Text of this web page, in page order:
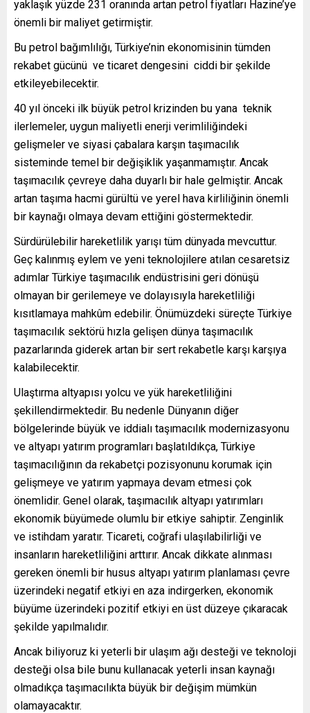
yaklaşık yüzde 231 oranında artan petrol fiyatları Hazine’ye
önemli bir maliyet getirmiştir.
Bu petrol bağımlılığı, Türkiye’nin ekonomisinin tümden
rekabet gücünü ve ticaret dengesini ciddi bir şekilde
etkileyebilecektir.
40 yıl önceki ilk büyük petrol krizinden bu yana teknik
ilerlemeler, uygun maliyetli enerji verimliliğindeki
gelişmeler ve siyasi çabalara karşın taşımacılık
sisteminde temel bir değişiklik yaşanmamıştır. Ancak
taşımacılık çevreye daha duyarlı bir hale gelmiştir. Ancak
artan taşıma hacmi gürültü ve yerel hava kirliliğinin önemli
bir kaynağı olmaya devam ettiğini göstermektedir.
Sürdürülebilir hareketlilik yarışı tüm dünyada mevcuttur.
Geç kalınmış eylem ve yeni teknolojilere atılan cesaretsiz
adımlar Türkiye taşımacılık endüstrisini geri dönüşü
olmayan bir gerilemeye ve dolayısıyla hareketliliği
kısıtlamaya mahkûm edebilir. Önümüzdeki süreçte Türkiye
taşımacılık sektörü hızla gelişen dünya taşımacılık
pazarlarında giderek artan bir sert rekabetle karşı karşıya
kalabilecektir.
Ulaştırma altyapısı yolcu ve yük hareketliliğini
şekillendirmektedir. Bu nedenle Dünyanın diğer
bölgelerinde büyük ve iddialı taşımacılık modernizasyonu
ve altyapı yatırım programları başlatıldıkça, Türkiye
taşımacılığının da rekabetçi pozisyonunu korumak için
gelişmeye ve yatırım yapmaya devam etmesi çok
önemlidir. Genel olarak, taşımacılık altyapı yatırımları
ekonomik büyümede olumlu bir etkiye sahiptir. Zenginlik
ve istihdam yaratır. Ticareti, coğrafi ulaşılabilirliği ve
insanların hareketliliğini arttırır. Ancak dikkate alınması
gereken önemli bir husus altyapı yatırım planlaması çevre
üzerindeki negatif etkiyi en aza indirgerken, ekonomik
büyüme üzerindeki pozitif etkiyi en üst düzeye çıkaracak
şekilde yapılmalıdır.
Ancak biliyoruz ki yeterli bir ulaşım ağı desteği ve teknoloji
desteği olsa bile bunu kullanacak yeterli insan kaynağı
olmadıkça taşımacılıkta büyük bir değişim mümkün
olamayacaktır.